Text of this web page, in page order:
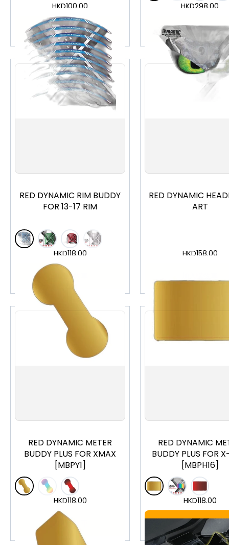
HKD100.00
加入購物車
HKD298.00
加入購物車
RED DYNAMIC RIM BUDDY
FOR 13-17 RIM
HKD118.00
加入購物車
RED DYNAMIC
ART
HKD158.00
RED DYNAMIC METER
BUDDY PLUS FOR XMAX
[MBPY1]
HKD118.00
加入購物車
RED DYNAMIC
BUDDY PLUS FOR
[MBPH16]
HKD118.00
加入購物車